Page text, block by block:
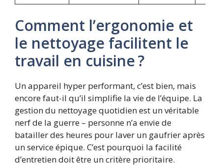
Comment l’ergonomie et
le nettoyage facilitent le
travail en cuisine ?
Un appareil hyper performant, c’est bien, mais
encore faut-il qu’il simplifie la vie de l’équipe. La
gestion du nettoyage quotidien est un véritable
nerf de la guerre – personne n’a envie de
batailler des heures pour laver un gaufrier après
un service épique. C’est pourquoi la facilité
d’entretien doit être un critère prioritaire.